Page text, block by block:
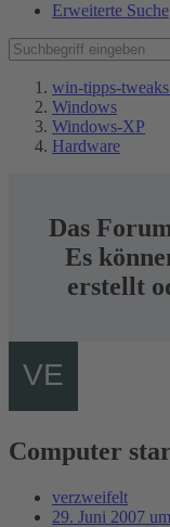
Erweiterte Suche
win-tipps-
Windows
Windows-XP
Hardware
Das
Es
erstellt
Computer
verzweifelt
29. Juni 2007